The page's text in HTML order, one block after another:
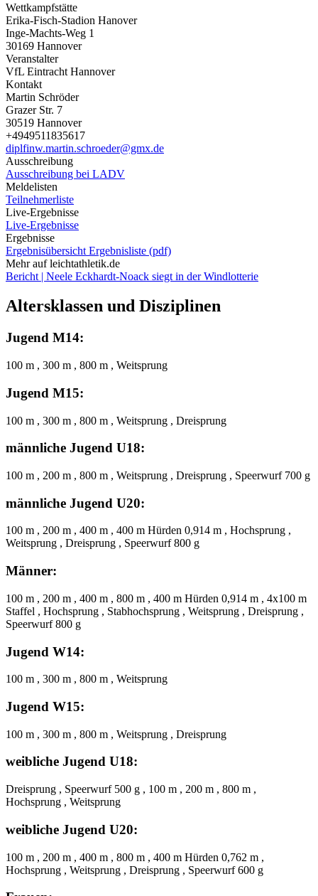
Wettkampfstätte
Erika-Fisch-Stadion Hanover
Inge-Machts-Weg 1
30169 Hannover
Veranstalter
VfL Eintracht Hannover
Kontakt
Martin Schröder
Grazer Str. 7
30519 Hannover
+4949511835617
diplfinw.martin.schroeder@gmx.de
Ausschreibung
Ausschreibung bei LADV
Meldelisten
Teilnehmerliste
Live-Ergebnisse
Live-Ergebnisse
Ergebnisse
Ergebnisübersicht Ergebnisliste (pdf)
Mehr auf leichtathletik.de
Bericht | Neele Eckhardt-Noack siegt in der Windlotterie
Altersklassen und Disziplinen
Jugend M14:
100 m , 300 m , 800 m , Weitsprung
Jugend M15:
100 m , 300 m , 800 m , Weitsprung , Dreisprung
männliche Jugend U18:
100 m , 200 m , 800 m , Weitsprung , Dreisprung , Speerwurf 700 g
männliche Jugend U20:
100 m , 200 m , 400 m , 400 m Hürden 0,914 m , Hochsprung ,
Weitsprung , Dreisprung , Speerwurf 800 g
Männer:
100 m , 200 m , 400 m , 800 m , 400 m Hürden 0,914 m , 4x100 m
Staffel , Hochsprung , Stabhochsprung , Weitsprung , Dreisprung ,
Speerwurf 800 g
Jugend W14:
100 m , 300 m , 800 m , Weitsprung
Jugend W15:
100 m , 300 m , 800 m , Weitsprung , Dreisprung
weibliche Jugend U18:
Dreisprung , Speerwurf 500 g , 100 m , 200 m , 800 m ,
Hochsprung , Weitsprung
weibliche Jugend U20:
100 m , 200 m , 400 m , 800 m , 400 m Hürden 0,762 m ,
Hochsprung , Weitsprung , Dreisprung , Speerwurf 600 g